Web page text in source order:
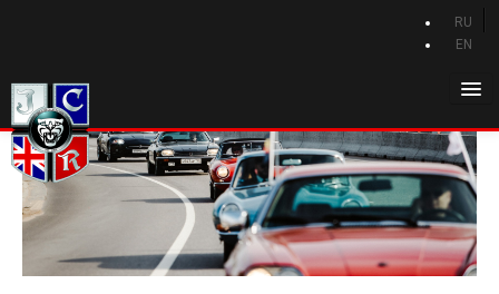
RU
EN
Главная
История Jaguar
Каталог Jaguar
Новости Jaguar